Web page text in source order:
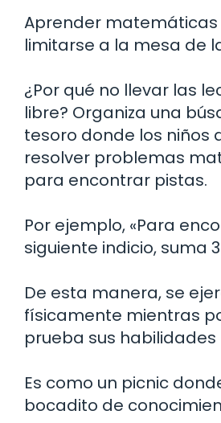
Aprender matemáticas
limitarse a la mesa de
¿Por qué no llevar las
libre? Organiza una
tesoro donde los niños
resolver problemas
para encontrar pistas.
Por ejemplo, «Para
siguiente indicio, suma 3
De esta manera, se
físicamente mientras
prueba sus
Es como un picnic
bocadito de